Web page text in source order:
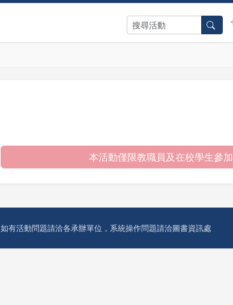
本活動僅限教職員及在校學生參加
如有活動問題請洽各承辦單位，系統操作問題請洽圖書資訊處